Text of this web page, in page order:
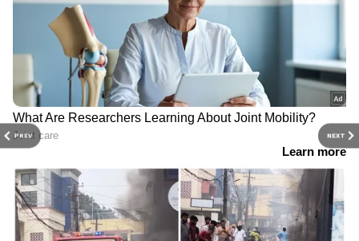
PREV NEXT
പടിഞ്ഞാറൻ ബംഗാൾ ഉൾക്കടൽ
എന്നിവിടങ്ങളിൽ മണിക്കൂറിൽ 50 മുതൽ 60
കിലോമീറ്റര്‍ വേഗതയിലും ചിലവസരങ്ങളിൽ
മണിക്കൂറിൽ 70 കിലോമീറ്റര്‍ വരെ വേഗതയിലും
ശക്തമായ കാറ്റിനും മോശം കാലാവസ്ഥയ്ക്കും
സാധ്യത.
09-09-2022: കേരളം-കർണാടക-ഗോവ-
മഹാരാഷ്ട്ര തീരങ്ങൾ അതിനോട് ചേർന്നുള്ള
മധ്യ-കിഴക്കൻ അറബിക്കടൽ, മധ്യ-കിഴക്ക്